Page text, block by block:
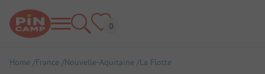
Home France Nouvelle-Aquitaine La Flotte